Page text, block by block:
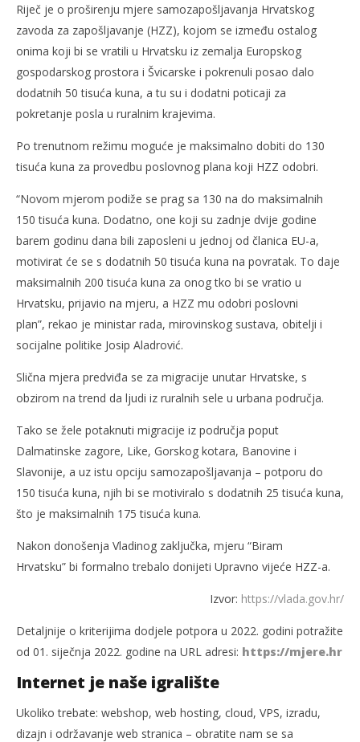
Riječ je o proširenju mjere samozapošljavanja Hrvatskog
zavoda za zapošljavanje (HZZ), kojom se između ostalog
onima koji bi se vratili u Hrvatsku iz zemalja Europskog
gospodarskog prostora i Švicarske i pokrenuli posao dalo
dodatnih 50 tisuća kuna, a tu su i dodatni poticaji za
pokretanje posla u ruralnim krajevima.
Po trenutnom režimu moguće je maksimalno dobiti do 130
tisuća kuna za provedbu poslovnog plana koji HZZ odobri.
“Novom mjerom podiže se prag sa 130 na do maksimalnih
150 tisuća kuna. Dodatno, one koji su zadnje dvije godine
barem godinu dana bili zaposleni u jednoj od članica EU-a,
motivirat će se s dodatnih 50 tisuća kuna na povratak. To daje
maksimalnih 200 tisuća kuna za onog tko bi se vratio u
Hrvatsku, prijavio na mjeru, a HZZ mu odobri poslovni
plan”, rekao je ministar rada, mirovinskog sustava, obitelji i
socijalne politike Josip Aladrović.
Slična mjera predviđa se za migracije unutar Hrvatske, s
obzirom na trend da ljudi iz ruralnih sele u urbana područja.
Tako se žele potaknuti migracije iz područja poput
Dalmatinske zagore, Like, Gorskog kotara, Banovine i
Slavonije, a uz istu opciju samozapošljavanja – potporu do
150 tisuća kuna, njih bi se motiviralo s dodatnih 25 tisuća kuna,
što je maksimalnih 175 tisuća kuna.
Nakon donošenja Vladinog zaključka, mjeru “Biram
Hrvatsku” bi formalno trebalo donijeti Upravno vijeće HZZ-a.
Izvor: https://vlada.gov.hr/
Detaljnije o kriterijima dodjele potpora u 2022. godini potražite
od 01. siječnja 2022. godine na URL adresi: https://mjere.hr
Internet je naše igralište
Ukoliko trebate: webshop, web hosting, cloud, VPS, izradu,
dizajn i održavanje web stranica – obratite nam se sa